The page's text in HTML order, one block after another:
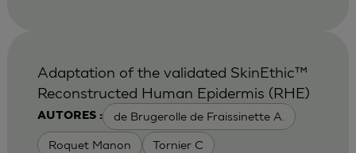
AUTORES : de Brugerolle de Fraissinette A.
Roquet Manon Tornier C
Adaptation of the validated SkinEthic™
Reconstructed Human Epidermis (RHE)